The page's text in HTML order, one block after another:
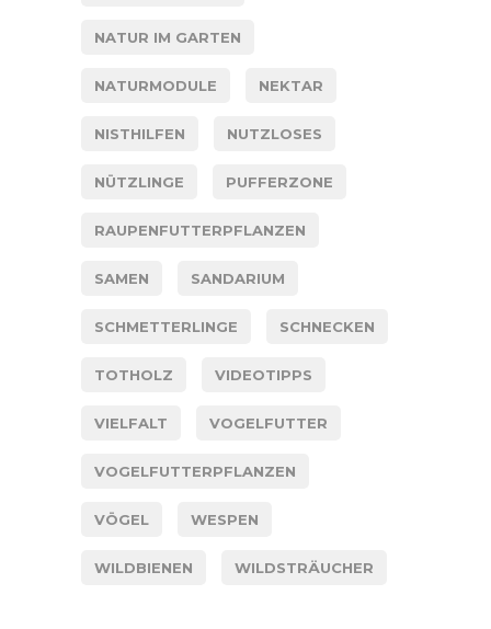
NATUR IM GARTEN
NATURMODULE NEKTAR
NISTHILFEN NUTZLOSES
NÜTZLINGE PUFFERZONE
RAUPENFUTTERPFLANZEN
SAMEN SANDARIUM
SCHMETTERLINGE SCHNECKEN
TOTHOLZ VIDEOTIPPS
VIELFALT VOGELFUTTER
VOGELFUTTERPFLANZEN
VÖGEL WESPEN
WILDBIENEN WILDSTRÄUCHER